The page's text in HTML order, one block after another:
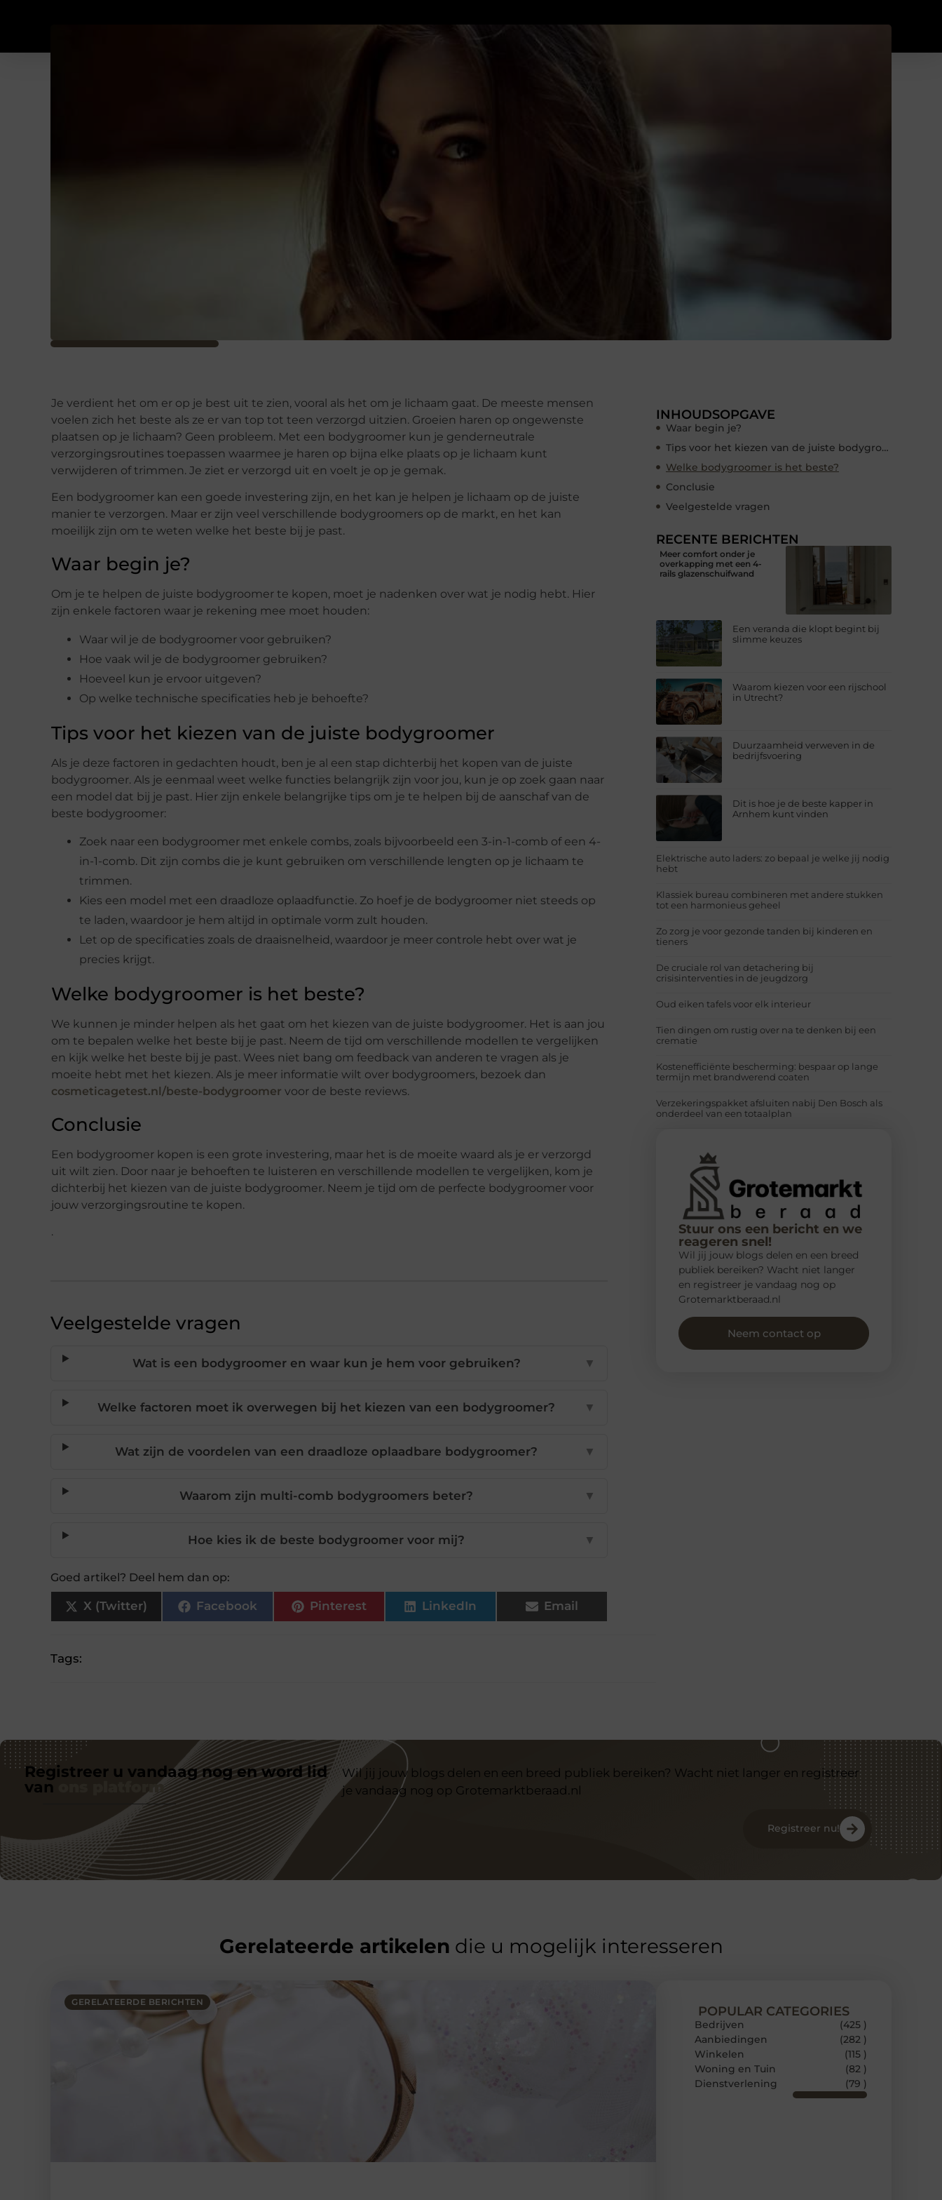
Je verdient het om er op je best uit te zien, vooral als het om je lichaam gaat. De meeste mensen
voelen zich het beste als ze er van top tot teen verzorgd uitzien. Groeien haren op ongewenste
plaatsen op je lichaam? Geen probleem. Met een bodygroomer kun je genderneutrale
verzorgingsroutines toepassen waarmee je haren op bijna elke plaats op je lichaam kunt
verwijderen of trimmen. Je ziet er verzorgd uit en voelt je op je gemak.
Een bodygroomer kan een goede investering zijn, en het kan je helpen je lichaam op de juiste
manier te verzorgen. Maar er zijn veel verschillende bodygroomers op de markt, en het kan
moeilijk zijn om te weten welke het beste bij je past.
Waar begin je?
Om je te helpen de juiste bodygroomer te kopen, moet je nadenken over wat je nodig hebt. Hier
zijn enkele factoren waar je rekening mee moet houden:
Waar wil je de bodygroomer voor gebruiken?
Hoe vaak wil je de bodygroomer gebruiken?
Hoeveel kun je ervoor uitgeven?
Op welke technische specificaties heb je behoefte?
Tips voor het kiezen van de juiste bodygroomer
Als je deze factoren in gedachten houdt, ben je al een stap dichterbij het kopen van de juiste
bodygroomer. Als je eenmaal weet welke functies belangrijk zijn voor jou, kun je op zoek gaan naar
een model dat bij je past. Hier zijn enkele belangrijke tips om je te helpen bij de aanschaf van de
beste bodygroomer:
Zoek naar een bodygroomer met enkele combs, zoals bijvoorbeeld een 3-in-1-comb of een 4-
in-1-comb. Dit zijn combs die je kunt gebruiken om verschillende lengten op je lichaam te
trimmen.
Kies een model met een draadloze oplaadfunctie. Zo hoef je de bodygroomer niet steeds op
te laden, waardoor je hem altijd in optimale vorm zult houden.
Let op de specificaties zoals de draaisnelheid, waardoor je meer controle hebt over wat je
precies krijgt.
Welke bodygroomer is het beste?
We kunnen je minder helpen als het gaat om het kiezen van de juiste bodygroomer. Het is aan jou
om te bepalen welke het beste bij je past. Neem de tijd om verschillende modellen te vergelijken
en kijk welke het beste bij je past. Wees niet bang om feedback van anderen te vragen als je
moeite hebt met het kiezen. Als je meer informatie wilt over bodygroomers, bezoek dan
cosmeticagetest.nl/beste-bodygroomer voor de beste reviews.
Conclusie
Een bodygroomer kopen is een grote investering, maar het is de moeite waard als je er verzorgd
uit wilt zien. Door naar je behoeften te luisteren en verschillende modellen te vergelijken, kom je
dichterbij het kiezen van de juiste bodygroomer. Neem je tijd om de perfecte bodygroomer voor
jouw verzorgingsroutine te kopen.
.
Veelgestelde vragen
Wat is een bodygroomer en waar kun je hem voor gebruiken? ▼
Welke factoren moet ik overwegen bij het kiezen van een bodygroomer? ▼
Wat zijn de voordelen van een draadloze oplaadbare bodygroomer? ▼
Waarom zijn multi-comb bodygroomers beter? ▼
Hoe kies ik de beste bodygroomer voor mij? ▼
Goed artikel? Deel hem dan op:
X (Twitter) Facebook Pinterest LinkedIn Email
Tags:
INHOUDSOPGAVE
Waar begin je?
Tips voor het kiezen van de juiste bodygroomer
Welke bodygroomer is het beste?
Conclusie
Veelgestelde vragen
RECENTE BERICHTEN
Meer comfort onder je
overkapping met een 4-
rails glazenschuifwand
Een veranda die klopt begint bij
slimme keuzes
Waarom kiezen voor een rijschool
in Utrecht?
Duurzaamheid verweven in de
bedrijfsvoering
Dit is hoe je de beste kapper in
Arnhem kunt vinden
Elektrische auto laders: zo bepaal je welke jij nodig
hebt
Klassiek bureau combineren met andere stukken
tot een harmonieus geheel
Zo zorg je voor gezonde tanden bij kinderen en
tieners
De cruciale rol van detachering bij
crisisinterventies in de jeugdzorg
Oud eiken tafels voor elk interieur
Tien dingen om rustig over na te denken bij een
crematie
Kostenefficiënte bescherming: bespaar op lange
termijn met brandwerend coaten
Verzekeringspakket afsluiten nabij Den Bosch als
onderdeel van een totaalplan
Stuur ons een bericht en we
reageren snel!
Wil jij jouw blogs delen en een breed
publiek bereiken? Wacht niet langer
en registreer je vandaag nog op
Grotemarktberaad.nl
Neem contact op
Registreer u vandaag nog en word lid
van
ons platform
Wil jij jouw blogs delen en een breed publiek bereiken? Wacht niet langer en registreer
je vandaag nog op Grotemarktberaad.nl
Registreer nu!
Gerelateerde artikelen die u mogelijk interesseren
GERELATEERDE BERICHTEN
POPULAR CATEGORIES
Bedrijven
(425 )
Aanbiedingen
(282 )
Winkelen
(115 )
Woning en Tuin
(82 )
Dienstverlening
(79 )